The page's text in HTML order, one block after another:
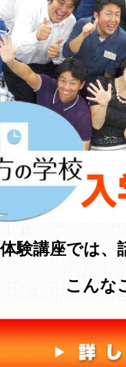
験講座では、
こんな